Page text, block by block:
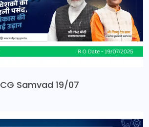
CG Samvad 19/07